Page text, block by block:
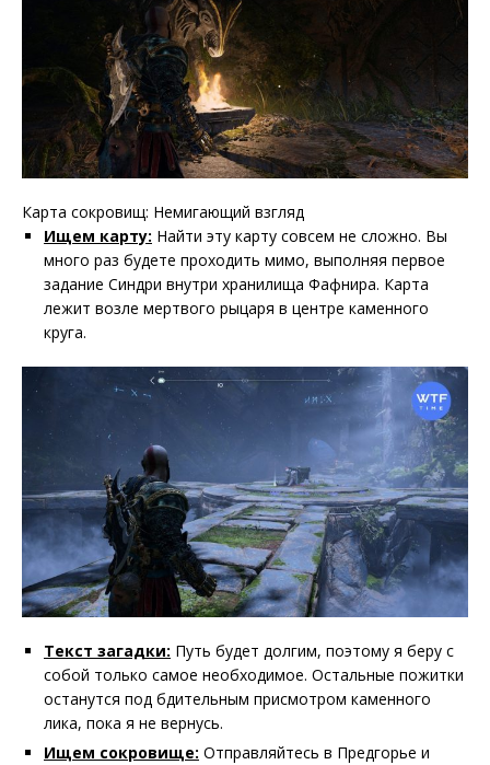
Карта сокровищ: Немигающий взгляд
Ищем карту: Найти эту карту совсем не сложно. Вы
много раз будете проходить мимо, выполняя первое
задание Синдри внутри хранилища Фафнира. Карта
лежит возле мертвого рыцаря в центре каменного
круга.
Текст загадки: Путь будет долгим, поэтому я беру с
собой только самое необходимое. Остальные пожитки
останутся под бдительным присмотром каменного
лика, пока я не вернусь.
Ищем сокровище: Отправляйтесь в Предгорье и